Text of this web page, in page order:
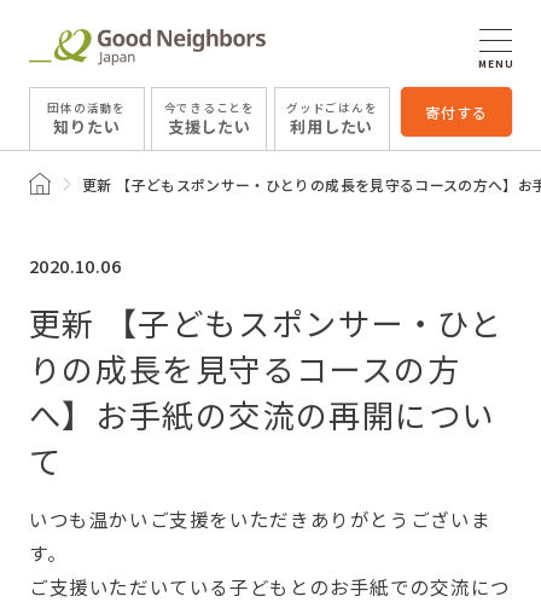
団体の活動を
知りたい
今できることを
支援したい
グッドごはんを
利用したい
寄付する
MENU
トップページ更新 【子どもスポンサー・ひとりの成長を見守るコースの方へ】お
2020.10.06
更新 【子どもスポンサー・ひと
りの成長を見守るコースの方
へ】お手紙の交流の再開につい
て
いつも温かいご支援をいただきありがとうございま
す。
ご支援いただいている子どもとのお手紙での交流につ